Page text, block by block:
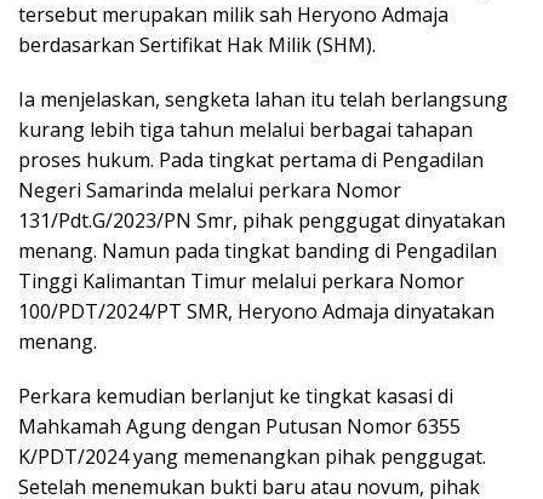
tersebut merupakan milik sah Heryono Admaja
berdasarkan Sertifikat Hak Milik (SHM).
Ia menjelaskan, sengketa lahan itu telah berlangsung
kurang lebih tiga tahun melalui berbagai tahapan
proses hukum. Pada tingkat pertama di Pengadilan
Negeri Samarinda melalui perkara Nomor
131/Pdt.G/2023/PN Smr, pihak penggugat dinyatakan
menang. Namun pada tingkat banding di Pengadilan
Tinggi Kalimantan Timur melalui perkara Nomor
100/PDT/2024/PT SMR, Heryono Admaja dinyatakan
menang.
Perkara kemudian berlanjut ke tingkat kasasi di
Mahkamah Agung dengan Putusan Nomor 6355
K/PDT/2024 yang memenangkan pihak penggugat.
Setelah menemukan bukti baru atau novum, pihak